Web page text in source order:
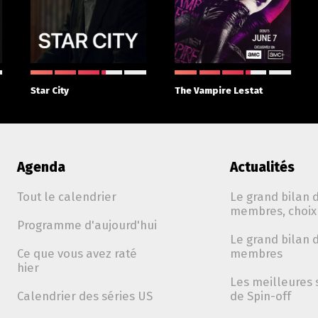
Star City The Vampire Lestat
Agenda
Tout le calendrier
Programme d'aujourd'hui
Ce que vous avez raté
hier
Calendrier des séries US
Actualités
Le grand bilan
membres,
Le grand bilan
membres
Les meilleures
de Spin-off